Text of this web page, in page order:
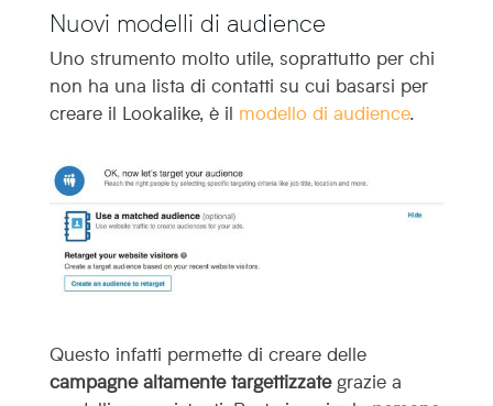
Nuovi modelli di audience
Uno strumento molto utile, soprattutto per chi
non ha una lista di contatti su cui basarsi per
creare il Lookalike, è il modello di audience.
Questo infatti permette di creare delle
campagne altamente targettizzategrazie a